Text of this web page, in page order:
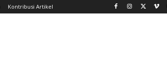
Kontribusi Artikel